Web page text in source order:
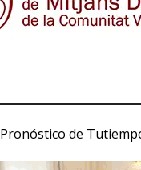
Pronóstico de